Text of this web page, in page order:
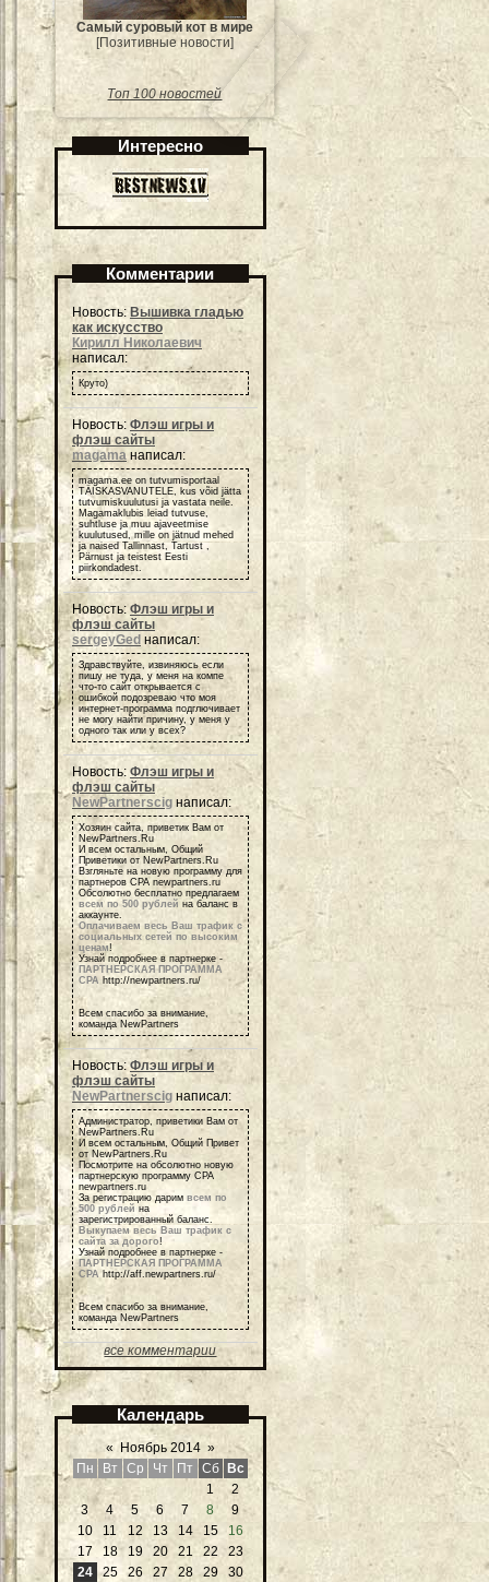
Самый суровый кот в мире
[Позитивные новости]
Топ 100 новостей
Интересно
Комментарии
Новость: Вышивка гладью
как искусство
Кирилл Николаевич
написал:
Круто)
Новость: Флэш игры и
флэш сайты
magama написал:
magama.ee on tutvumisportaal
TÄISKASVANUTELE, kus võid jätta
tutvumiskuulutusi ja vastata neile.
Magamaklubis leiad tutvuse,
suhtluse ja muu ajaveetmise
kuulutused, mille on jätnud mehed
ja naised Tallinnast, Tartust ,
Pärnust ja teistest Eesti
piirkondadest.
Новость: Флэш игры и
флэш сайты
sergeyGed написал:
Здравствуйте, извиняюсь если
пишу не туда, у меня на компе
что-то сайт открывается с
ошибкой подозреваю что моя
интернет-программа подглючивает
не могу найти причину, у меня у
одного так или у всех?
Новость: Флэш игры и
флэш сайты
NewPartnerscig написал:
Хозяин сайта, приветик Вам от
NewPartners.Ru
И всем остальным, Общий
Приветики от NewPartners.Ru
Взгляньте на новую программу для
партнеров СРА newpartners.ru
Обсолютно бесплатно предлагаем
всем по 500 рублей на баланс в
аккаунте.
Оплачиваем весь Ваш трафик с
социальных сетей по высоким
ценам!
Узнай подробнее в партнерке -
ПАРТНЕРСКАЯ ПРОГРАММА
СРА http://newpartners.ru/
Всем спасибо за внимание,
команда NewPartners
Новость:Флэш игры и
флэш сайты
NewPartnerscig написал:
Администратор, приветики Вам от
NewPartners.Ru
И всем остальным, Общий Привет
от NewPartners.Ru
Посмотрите на обсолютно новую
партнерскую программу СРА
newpartners.ru
За регистрацию дарим всем по
500 рублей на
зарегистрированный баланс.
Выкупаем весь Ваш трафик с
сайта за дорого!
Узнай подробнее в партнерке -
ПАРТНЕРСКАЯ ПРОГРАММА
СРА http://aff.newpartners.ru/
Всем спасибо за внимание,
команда NewPartners
все комментарии
Календарь
« Ноябрь 2014 »
Пн
Вт Ср Чт Пт Сб Вс
1
2
3
4 5 6 7 8
9
10
11 12 13 14 15
16
17
18 19 20 21 22
23
24
25 26 27 28 29 30